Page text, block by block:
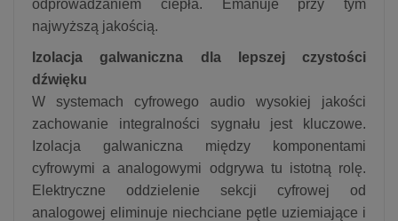
odprowadzaniem ciepła. Emanuje przy tym
najwyższą jakością.
Izolacja galwaniczna dla lepszej czystości
dźwięku
W systemach cyfrowego audio wysokiej jakości
zachowanie integralności sygnału jest kluczowe.
Izolacja galwaniczna między komponentami
cyfrowymi a analogowymi odgrywa tu istotną rolę.
Elektryczne oddzielenie sekcji cyfrowej od
analogowej eliminuje niechciane pętle uziemiające i